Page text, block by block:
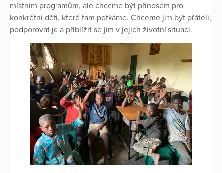
místním programům, ale chceme být přínosem pro
konkrétní děti, které tam potkáme. Chceme jim být přáteli,
podporovat je a přiblížit se jim v jejich životní situaci.